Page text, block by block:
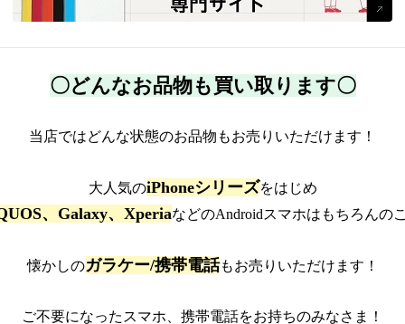
〇どんなお品物も買い取ります〇
当店ではどんな状態のお品物もお売りいただけます！
大人気のiPhoneシリーズをはじめ
、Galaxy、XperiaなどのAndroidスマホはもちろんの
懐かしのガラケー/携帯電話もお売りいただけます！
ご不要になったスマホ、携帯電話をお持ちのみなさま！